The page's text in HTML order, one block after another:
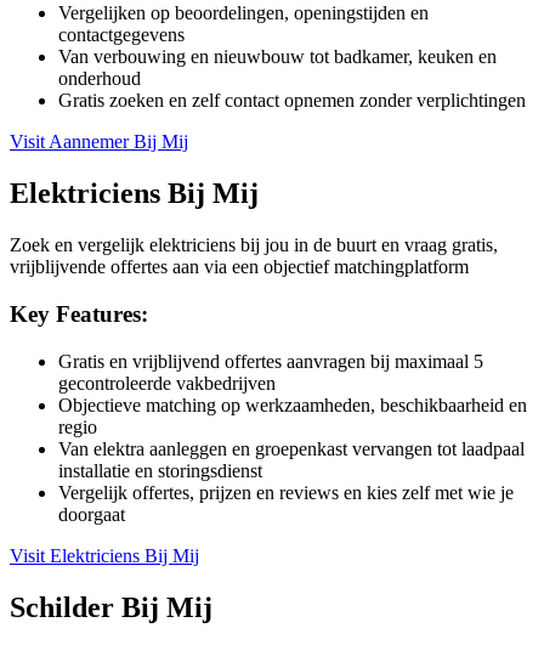
Vergelijken op beoordelingen, openingstijden en
contactgegevens
Van verbouwing en nieuwbouw tot badkamer, keuken en
onderhoud
Gratis zoeken en zelf contact opnemen zonder verplichtingen
VisitAannemer Bij Mij
Elektriciens Bij Mij
Zoek en vergelijk elektriciens bij jou in de buurt en vraag gratis,
vrijblijvende offertes aan via een objectief matchingplatform
Key Features:
Gratis en vrijblijvend offertes aanvragen bij maximaal 5
gecontroleerde vakbedrijven
Objectieve matching op werkzaamheden, beschikbaarheid en
regio
Van elektra aanleggen en groepenkast vervangen tot laadpaal
installatie en storingsdienst
Vergelijk offertes, prijzen en reviews en kies zelf met wie je
doorgaat
Visit Elektriciens Bij Mij
Schilder Bij Mij